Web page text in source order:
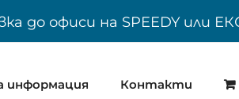
до офиси на SPEEDY или
информация Контакти